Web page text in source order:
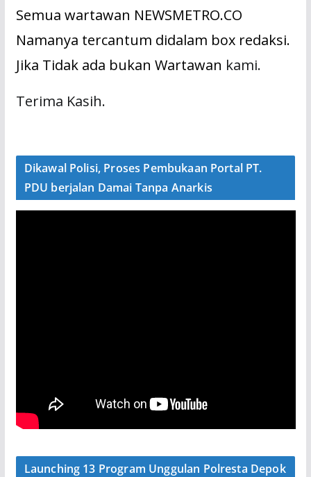
Semua wartawan NEWSMETRO.CO
Namanya tercantum didalam box redaksi.
Jika Tidak ada bukan Wartawan kami.
Terima Kasih.
Dikawal Polisi, Proses Pembukaan Portal PT.
PDU berjalan Damai Tanpa Anarkis
Launching 13 Program Unggulan Polresta Depok